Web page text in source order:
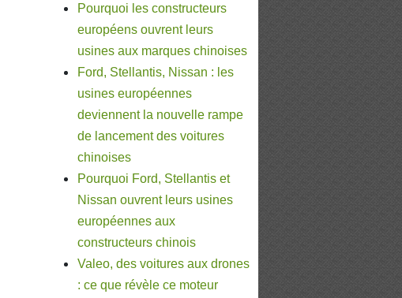
Pourquoi les constructeurs
européens ouvrent leurs
usines aux marques chinoises
Ford, Stellantis, Nissan : les
usines européennes
deviennent la nouvelle rampe
de lancement des voitures
chinoises
Pourquoi Ford, Stellantis et
Nissan ouvrent leurs usines
européennes aux
constructeurs chinois
Valeo, des voitures aux drones
: ce que révèle ce moteur